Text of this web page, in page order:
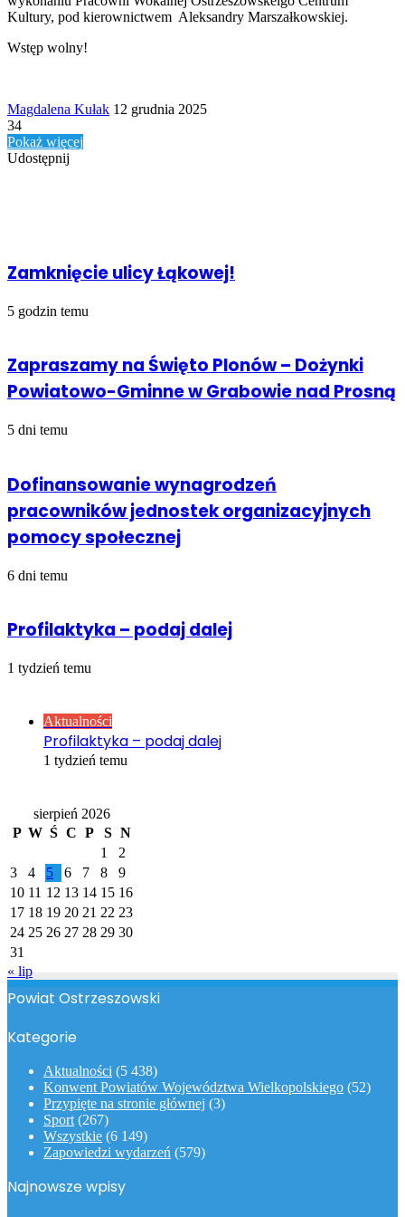
Kultury, pod kierownictwem Aleksandry Marszałkowskiej.
Wstęp wolny!
Magdalena Kułak Send
12 grudnia 2025
34
Pokaż więcej
Udostępnij
Zamknięcie ulicy Łąkowej!
5 godzin temu
Zapraszamy na Święto Plonów – Dożynki
Powiatowo-Gminne w Grabowie nad Prosną
5 dni temu
Dofinansowanie wynagrodzeń
pracowników jednostek organizacyjnych
pomocy społecznej
6 dni temu
Profilaktyka – podaj dalej
1 tydzień temu
Aktualności
Profilaktyka – podaj dalej
1 tydzień temu
sierpień 2026
P W Ś C P S N
1
2
3
4 5 6 7 8
9
10 11 12 13 14 15 16
17 18 19 20 21 22 23
24 25 26 27 28 29 30
31
« lip
Powiat Ostrzeszowski
Kategorie
Aktualności (5 438)
Konwent Powiatów Województwa Wielkopolskiego (52)
Przypięte na stronie głównej (3)
Sport (267)
Wszystkie (6 149)
Zapowiedzi wydarzeń (579)
Najnowsze wpisy